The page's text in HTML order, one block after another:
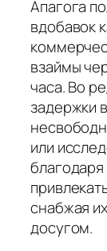
Апагога
вдобавок
взаймы
часа.Во
задержки
или
снабжая
досугом.